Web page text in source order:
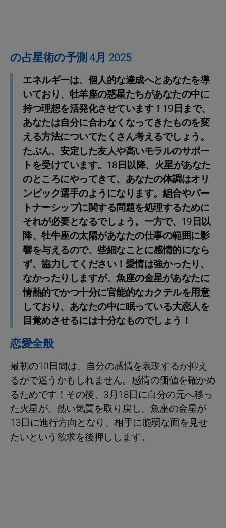
の占星術の予測 4月 2025
エネルギーは、個人的な達成へとあなたを導
いており、牡羊座の惑星たちがあなたの中に
持つ理想を活発化させています！19日まで、
あなたは自分に合わなくなってきたものを変
える方法についてたくさん考えるでしょう。
たぶん、安定した友人や高いモラルのサポー
トを受けています。18日以降、火星があなた
のところにやってきて、あなたの体調はオリ
ンピック選手のようになります。組合やパー
トナーシップに関する問題を処理するために
それが必要となるでしょう。一方で、19日以
降、牡牛座の太陽があなたの仕事の範囲に影
響を与えるので、些細なことに感情的になら
ず、協力してください！愛情は強かったり、
なかったりしますが、魚座の金星があなたに
情熱的でかつ十分に官能的なカクテルを用意
しており、あなたの中に眠っている大恋人を
目覚めさせるには十分なものでしょう！
恋愛全般
最初の10日間は、自分の感情を表現するか抑え
るかで迷うかもしれません。感情の価値を確かめ
るためです！その後、3月18日に自分の元へ移っ
た火星が、熱い気質を取り戻し、魚座の金星が
13日に進行方向となり、相手に脆弱な面を見せ
たいという欲求を後押しします。